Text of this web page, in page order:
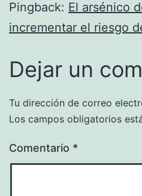
Pingback: El arsénico
incrementar el riesgo
Dejar un
Tu dirección de correo
Los campos obligatorios
Comentario *